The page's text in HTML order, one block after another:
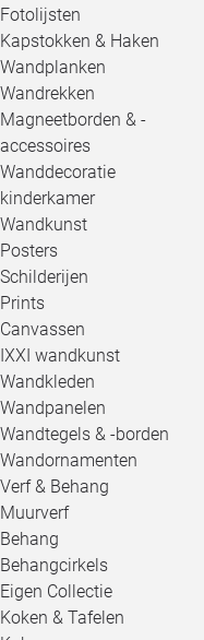
Fotolijsten
Kapstokken & Haken
Wandplanken
Wandrekken
Magneetborden & -
accessoires
Wanddecoratie
kinderkamer
Wandkunst
Posters
Schilderijen
Prints
Canvassen
IXXI wandkunst
Wandkleden
Wandpanelen
Wandtegels & -borden
Wandornamenten
Verf & Behang
Muurverf
Behang
Behangcirkels
Eigen Collectie
Koken & Tafelen